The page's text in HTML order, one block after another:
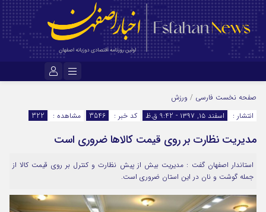
رمز عبور
صفحه نخست فارسی / ورزش
انتشار :
اسفند ۱۵, ۱۳۹۷ - 9:42 ق.ظ کد خبر : 3546 مشاهده : 322
مدیریت نظارت بر روی قیمت کالاها ضروری است
استاندار اصفهان گفت : مديريت بيش از پيش نظارت و کنترل بر روي قيمت کالا از
جمله گوشت و نان در اين استان ضروري است.